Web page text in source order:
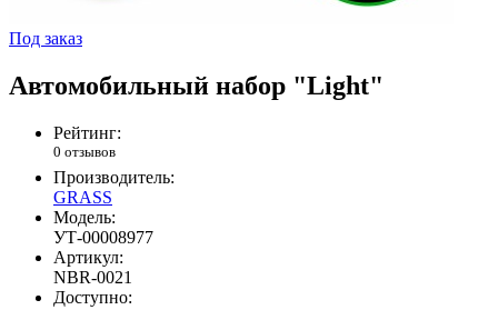
Под заказ
Автомобильный набор "Light"
Рейтинг:
0 отзывов
Производитель:
GRASS
Модель:
УТ-00008977
Артикул:
NBR-0021
Доступно: